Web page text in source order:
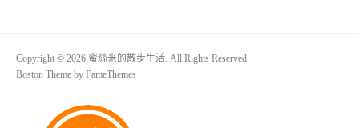
Copyright © 2026 蜜絲米的散步生活. All Rights Reserved.
Boston Theme by FameThemes